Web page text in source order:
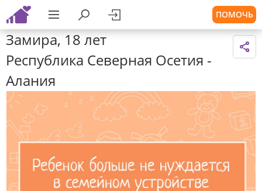
ПОМОЧЬ
Замира, 18 лет
Республика Северная Осетия -
Алания